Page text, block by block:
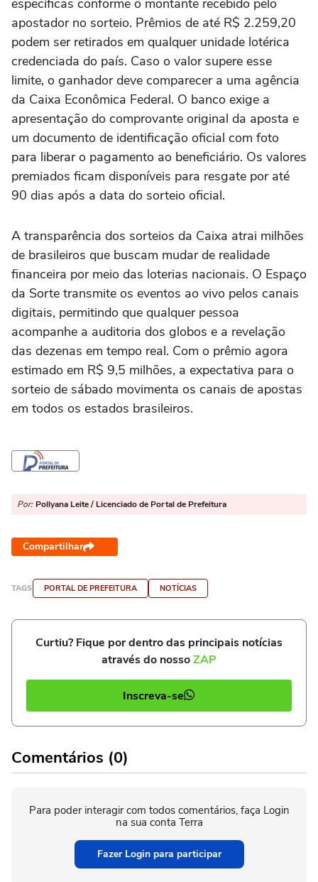
específicas conforme o montante recebido pelo
apostador no sorteio. Prêmios de até R$ 2.259,20
podem ser retirados em qualquer unidade lotérica
credenciada do país. Caso o valor supere esse
limite, o ganhador deve comparecer a uma agência
da Caixa Econômica Federal. O banco exige a
apresentação do comprovante original da aposta e
um documento de identificação oficial com foto
para liberar o pagamento ao beneficiário. Os valores
premiados ficam disponíveis para resgate por até
90 dias após a data do sorteio oficial.
A transparência dos sorteios da Caixa atrai milhões
de brasileiros que buscam mudar de realidade
financeira por meio das loterias nacionais. O Espaço
da Sorte transmite os eventos ao vivo pelos canais
digitais, permitindo que qualquer pessoa
acompanhe a auditoria dos globos e a revelação
das dezenas em tempo real. Com o prêmio agora
estimado em R$ 9,5 milhões, a expectativa para o
sorteio de sábado movimenta os canais de apostas
em todos os estados brasileiros.
Por: Pollyana Leite / Licenciado de Portal de Prefeitura
Compartilhar
TAGS PORTAL DE PREFEITURA NOTÍCIAS
Curtiu? Fique por dentro das principais notícias
através do nossoZAP
Inscreva-se
Comentários (0)
Para poder interagir com todos comentários, faça Login
na sua conta Terra
Fazer Login para participar